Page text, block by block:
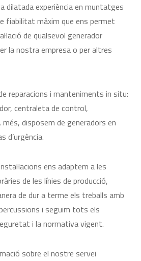
dilatada experiència en muntatges
fiabilitat màxim que ens permet
de qualsevol generador
la nostra empresa o per altres
reparacions i manteniments in situ:
centraleta de control,
disposem de generadors en
d’urgència.
ens adaptem a les
de les línies de producció,
de dur a terme els treballs amb
i seguim tots els
i la normativa vigent.
sobre el nostre servei